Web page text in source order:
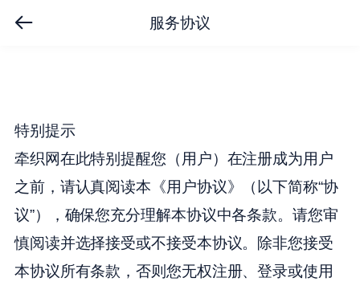
服务协议
特别提示
牵织网在此特别提醒您（用户）在注册成为用户
之前，请认真阅读本《用户协议》（以下简称“协
议”），确保您充分理解本协议中各条款。请您审
慎阅读并选择接受或不接受本协议。除非您接受
本协议所有条款，否则您无权注册、登录或使用